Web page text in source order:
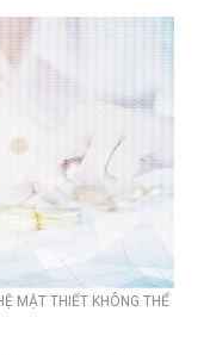
MẬT THIẾT KHÔNG THỂ